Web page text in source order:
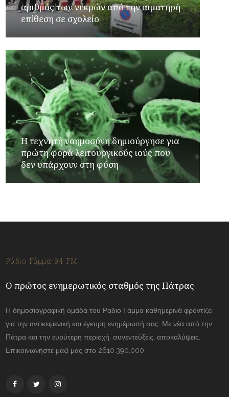
αριθμός των νεκρών από την αιματηρή
επίθεση σε σχολείο
Η τεχνητή νοημοσύνη δημιούργησε για
πρώτη φορά λειτουργικούς ιούς που
δεν υπάρχουν στη φύση
Ράδιο Γάμμα 94 FM
Ο πρώτος ενημερωτικός σταθμός της Πάτρας
Η δημοσιογραφική ομάδα του Ραδιο Γάμμα καθημερινά φροντίζει
για την αντικειμενική και έγκυρη ενημέρωσή σας. Με νέα από την
Πάτρα και την ευρύτερη περιοχή, συνεντεύξεις, αποκαλύψεις.
Επικοινωνήστε μαζί μας στο 2610.390.000